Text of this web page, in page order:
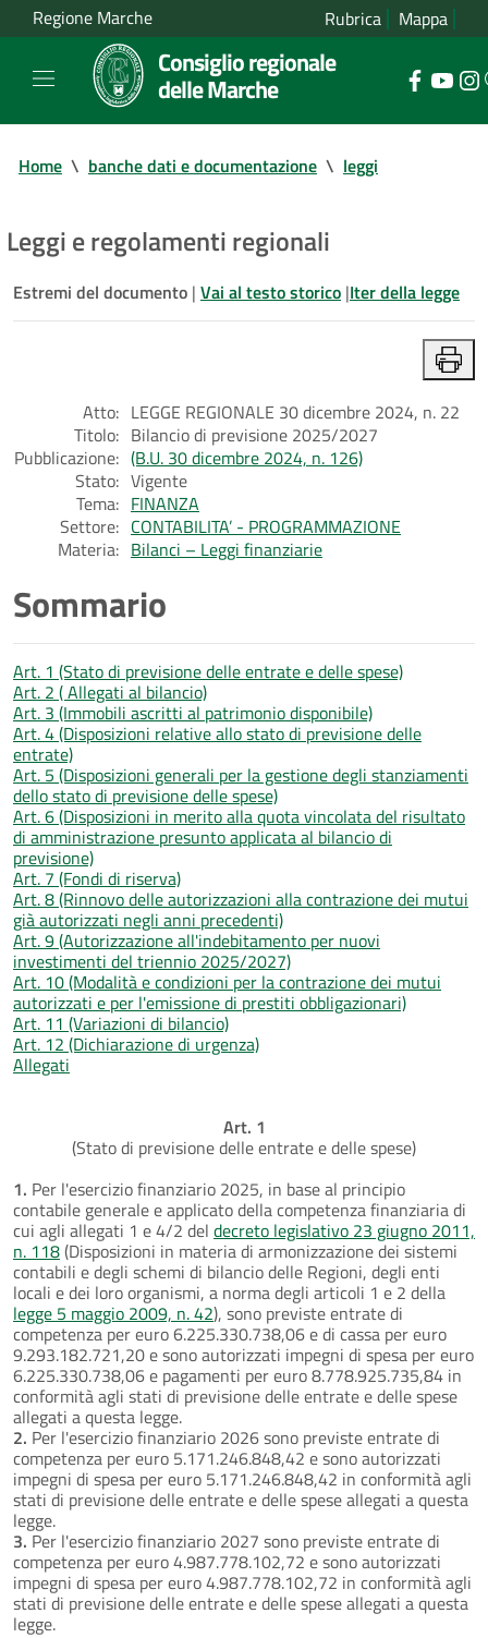
Regione Marche Rubrica Mappa
Consiglio regionale
delle Marche
Home \ banche dati e documentazione \ leggi
Leggi e regolamenti regionali
Estremi del documento | Vai al testo storico |Iter della legge
Atto: LEGGE REGIONALE 30 dicembre 2024, n. 22
Titolo: Bilancio di previsione 2025/2027
Pubblicazione: (B.U. 30 dicembre 2024, n. 126)
Stato: Vigente
Tema: FINANZA
Settore: CONTABILITA’ - PROGRAMMAZIONE
Materia: Bilanci – Leggi finanziarie
Sommario
Art. 1 (Stato di previsione delle entrate e delle spese)
Art. 2 ( Allegati al bilancio)
Art. 3 (Immobili ascritti al patrimonio disponibile)
Art. 4 (Disposizioni relative allo stato di previsione delle
entrate)
Art. 5 (Disposizioni generali per la gestione degli stanziamenti
dello stato di previsione delle spese)
Art. 6 (Disposizioni in merito alla quota vincolata del risultato
di amministrazione presunto applicata al bilancio di
previsione)
Art. 7 (Fondi di riserva)
Art. 8 (Rinnovo delle autorizzazioni alla contrazione dei mutui
già autorizzati negli anni precedenti)
Art. 9 (Autorizzazione all'indebitamento per nuovi
investimenti del triennio 2025/2027)
Art. 10 (Modalità e condizioni per la contrazione dei mutui
autorizzati e per l'emissione di prestiti obbligazionari)
Art. 11 (Variazioni di bilancio)
Art. 12 (Dichiarazione di urgenza)
Allegati
Art. 1
(Stato di previsione delle entrate e delle spese)
1. Per l'esercizio finanziario 2025, in base al principio
contabile generale e applicato della competenza finanziaria di
cui agli allegati 1 e 4/2 del decreto legislativo 23 giugno 2011,
n. 118(Disposizioni in materia di armonizzazione dei sistemi
contabili e degli schemi di bilancio delle Regioni, degli enti
locali e dei loro organismi, a norma degli articoli 1 e 2 della
legge 5 maggio 2009, n. 42), sono previste entrate di
competenza per euro 6.225.330.738,06 e di cassa per euro
9.293.182.721,20 e sono autorizzati impegni di spesa per euro
6.225.330.738,06 e pagamenti per euro 8.778.925.735,84 in
conformità agli stati di previsione delle entrate e delle spese
allegati a questa legge.
2. Per l'esercizio finanziario 2026 sono previste entrate di
competenza per euro 5.171.246.848,42 e sono autorizzati
impegni di spesa per euro 5.171.246.848,42 in conformità agli
stati di previsione delle entrate e delle spese allegati a questa
legge.
3. Per l'esercizio finanziario 2027 sono previste entrate di
competenza per euro 4.987.778.102,72 e sono autorizzati
impegni di spesa per euro 4.987.778.102,72 in conformità agli
stati di previsione delle entrate e delle spese allegati a questa
legge.